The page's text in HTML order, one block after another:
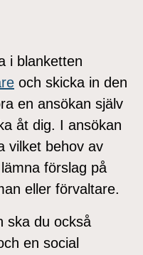
i blanketten
och skicka in den
en ansökan själv
åt dig. I ansökan
vilket behov av
förslag på
eller förvaltare.
ska du också
en social